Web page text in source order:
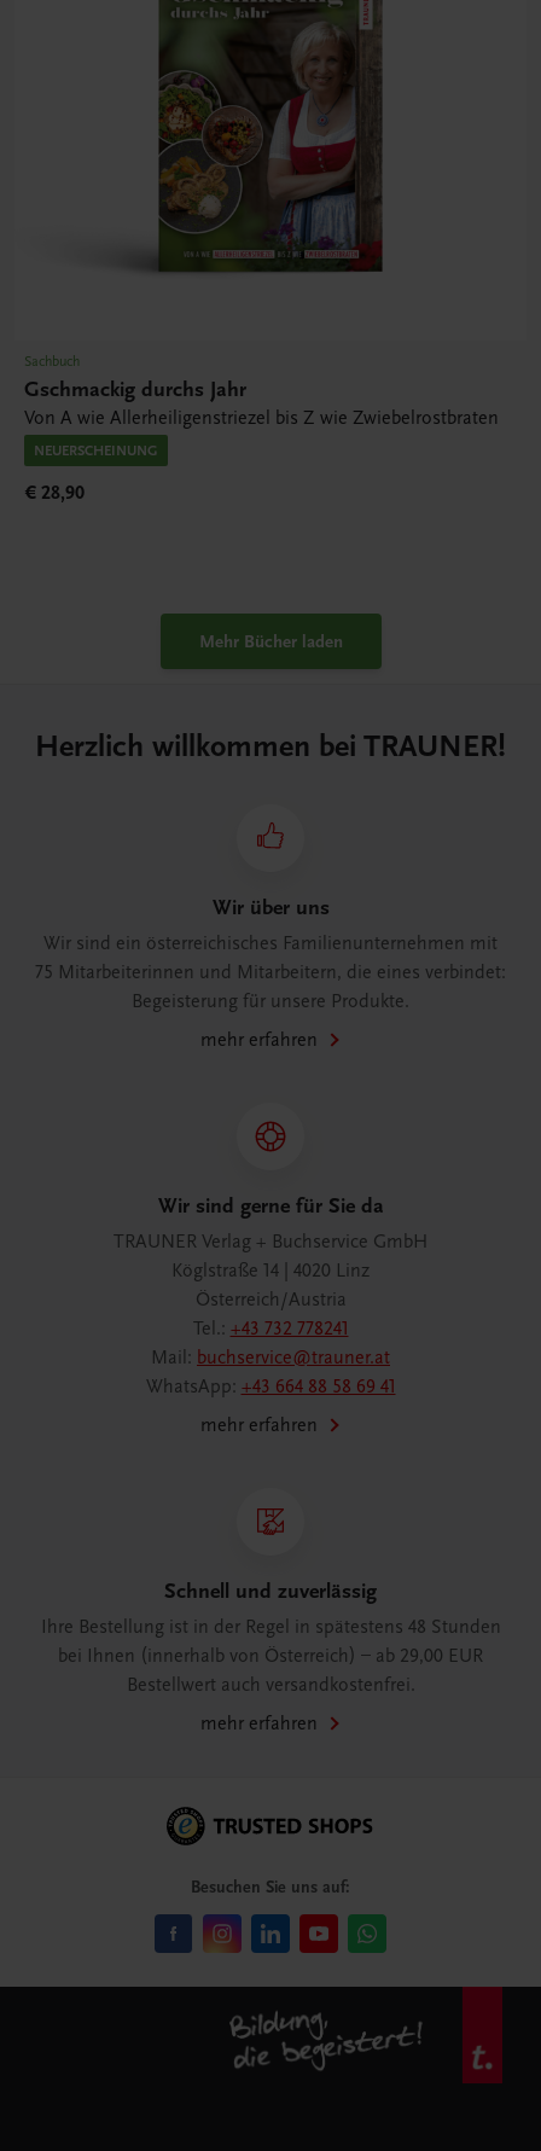
Sachbuch
Gschmackig durchs Jahr
Von A wie Allerheiligenstriezel bis Z wie Zwiebelrostbraten
NEUERSCHEINUNG
€ 28,90
Mehr Bücher laden
Herzlich willkommen bei TRAUNER!
Wir über uns
Wir sind ein österreichisches Familienunternehmen mit
75 Mitarbeiterinnen und Mitarbeitern, die eines verbindet:
Begeisterung für unsere Produkte.
mehr erfahren
Wir sind gerne für Sie da
TRAUNER Verlag + Buchservice GmbH
Köglstraße 14 | 4020 Linz
Österreich/Austria
Tel.: +43 732 778241
Mail: buchservice@trauner.at
WhatsApp: +43 664 88 58 69 41
mehr erfahren
Schnell und zuverlässig
Ihre Bestellung ist in der Regel in spätestens 48 Stunden
bei Ihnen (innerhalb von Österreich) – ab 29,00 EUR
Bestellwert auch versandkostenfrei.
mehr erfahren
Besuchen Sie uns auf: